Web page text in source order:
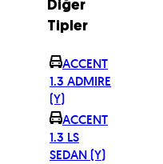
Diğer
Tipler
ACCENT
1.3 ADMIRE
(Y)
ACCENT
1.3 LS
SEDAN (Y)